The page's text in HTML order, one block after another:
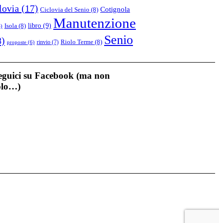
(17) Ciclovia del Senio (8) Cotignola
Isola (8) libro (9) Manutenzione
proposte (6) rinvio (7) Riolo Terme (8) Senio
su Facebook (ma non